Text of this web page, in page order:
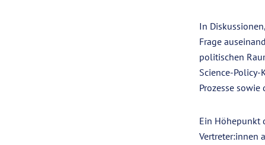
In
Frage
politischen
Science-
Prozesse
Ein Höhepunkt
Vertreter:innen